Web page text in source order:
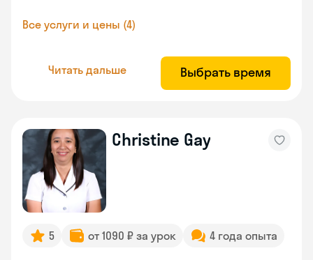
Все услуги и цены (4)
Читать дальше Выбрать время
Christine Gay
5 от 1090 ₽ за урок 4 года опыта